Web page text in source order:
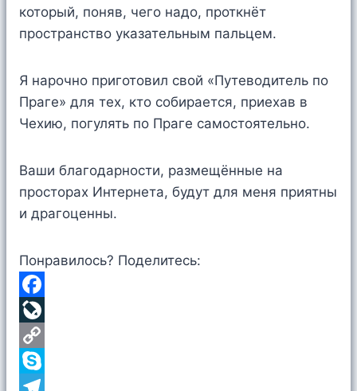
который, поняв, чего надо, проткнёт
пространство указательным пальцем.
Я нарочно приготовил свой «Путеводитель по
Праге» для тех, кто собирается, приехав в
Чехию, погулять по Праге самостоятельно.
Ваши благодарности, размещённые на
просторах Интернета, будут для меня приятны
и драгоценны.
Понравилось? Поделитесь:
F
a
c
e
L
v
C
o
S